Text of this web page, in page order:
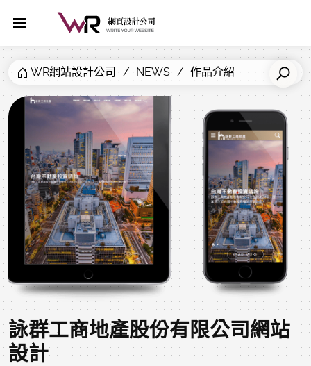
WR網站設計公司 NEWS 作品介紹
詠群工商地產股份有限公司網站
設計